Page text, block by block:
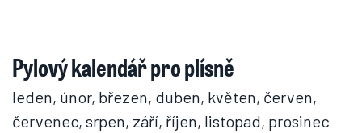
Pylový kalendář pro plísně
leden, únor, březen, duben, květen, červen,
červenec, srpen, září, říjen, listopad, prosinec